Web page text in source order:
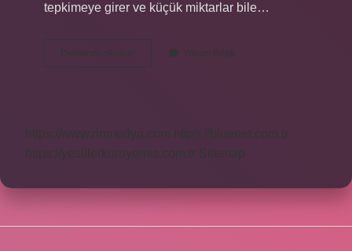
tepkimeye girer ve küçük miktarlar bile…
Devamını okuyun
Nedir
Yorum Bırak
https://www.rinmedya.com
https://bluenet.com.tr
https://yesillerkuruyemis.com.tr Sitemap